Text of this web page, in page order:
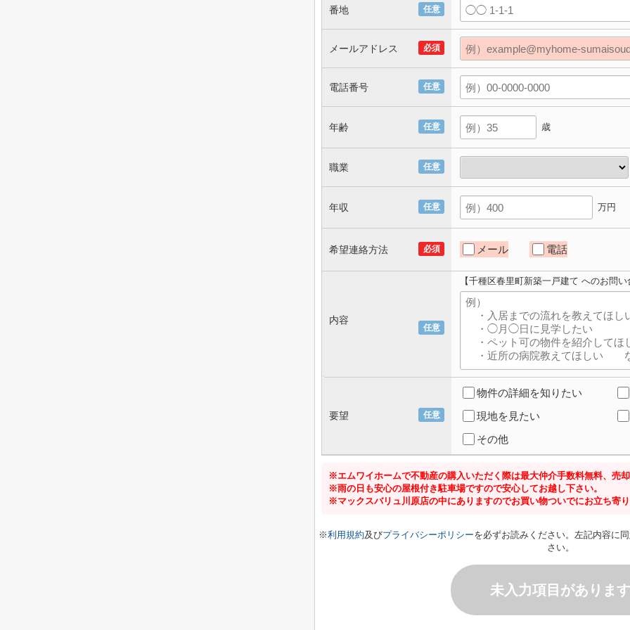
任意
番地
必須
メールアドレス
任意
電話番号
任意
年齢 歳
任意
職業
任意
年収 万円
必須
希望連絡方法 メール 電話
任意
内容
【千種区春里町新築一戸建て へのお問
任意
要望
物件の詳細を知りたい
現地を見たい
その他
※エムワイホームで不動産の購入いただく際は最大仲介手数料無料、売
※雨の日も安心の屋根付き駐車場ですので安心してお越し下さい。
※マックスバリュ川原店の中にありますのでお買い物ついでにお立ち寄
※利用規約及びプライバシーポリシーを必ずお読みください。左記内容に
さい。
未入力項目があります